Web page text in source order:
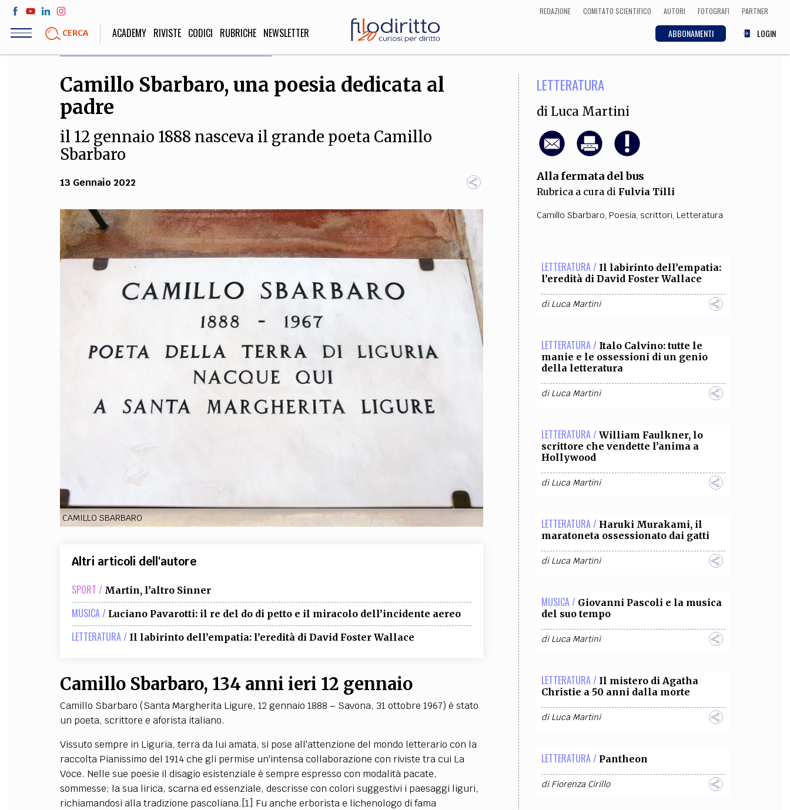
Salta
contenuto
REDAZIONE COMITATO SCIENTIFICO AUTORI FOTOGRAFI PARTNER
CERCA ABBONAMENTI LOGIN
ACADEMY RIVISTE CODICI RUBRICHE NEWSLETTER
LIFE STYLE
Sport, Cucina, Viaggi,
SOCIETÀ ECONOMIA
umanistiche, Religione
Architettura, Ingegneria
CULTURA
Arte, Cinema, Musica,
Letteratura
FILODIRITTO REDAZIONE COMITATO SCIENTIFICO AUTORI CURATORI FOTOGRAFI COLLABORA CON NOI
CONTATTI
Camillo Sbarbaro, una poesia dedicata al
padre
il 12 gennaio 1888 nasceva il grande poeta Camillo
Sbarbaro
13 Gennaio 2022
CAMILLO SBARBARO
Altri articoli dell'autore
SPORT / Martin, l’altro Sinner
MUSICA / Luciano Pavarotti: il re del do di petto e il miracolo dell’incidente aereo
LETTERATURA / Il labirinto dell’empatia: l’eredità di David Foster Wallace
Camillo Sbarbaro, 134 anni ieri 12 gennaio
Camillo Sbarbaro (Santa Margherita Ligure, 12 gennaio 1888 – Savona, 31 ottobre 1967) è stato
un poeta, scrittore e aforista italiano.
Vissuto sempre in Liguria, terra da lui amata, si pose all'attenzione del mondo letterario con la
raccolta Pianissimo del 1914 che gli permise un'intensa collaborazione con riviste tra cui La
Voce. Nelle sue poesie il disagio esistenziale è sempre espresso con modalità pacate,
sommesse; la sua lirica, scarna ed essenziale, descrisse con colori suggestivi i paesaggi liguri,
richiamandosi alla tradizione pascoliana.[1] Fu anche erborista e lichenologo di fama
LETTERATURA
di Luca Martini
Alla fermata del bus
Rubrica a cura di Fulvia Tilli
Camillo Sbarbaro, Poesia, scrittori, Letteratura
LETTERATURA / Il labirinto dell’empatia:
l’eredità di David Foster Wallace
diLuca Martini
LETTERATURA / Italo Calvino: tutte le
manie e le ossessioni di un genio
della letteratura
diLuca Martini
LETTERATURA / William Faulkner, lo
scrittore che vendette l’anima a
Hollywood
diLuca Martini
LETTERATURA / Haruki Murakami, il
maratoneta ossessionato dai gatti
diLuca Martini
MUSICA / Giovanni Pascoli e la musica
del suo tempo
diLuca Martini
LETTERATURA / Il mistero di Agatha
Christie a 50 anni dalla morte
diLuca Martini
LETTERATURA / Pantheon
diFiorenza Cirillo